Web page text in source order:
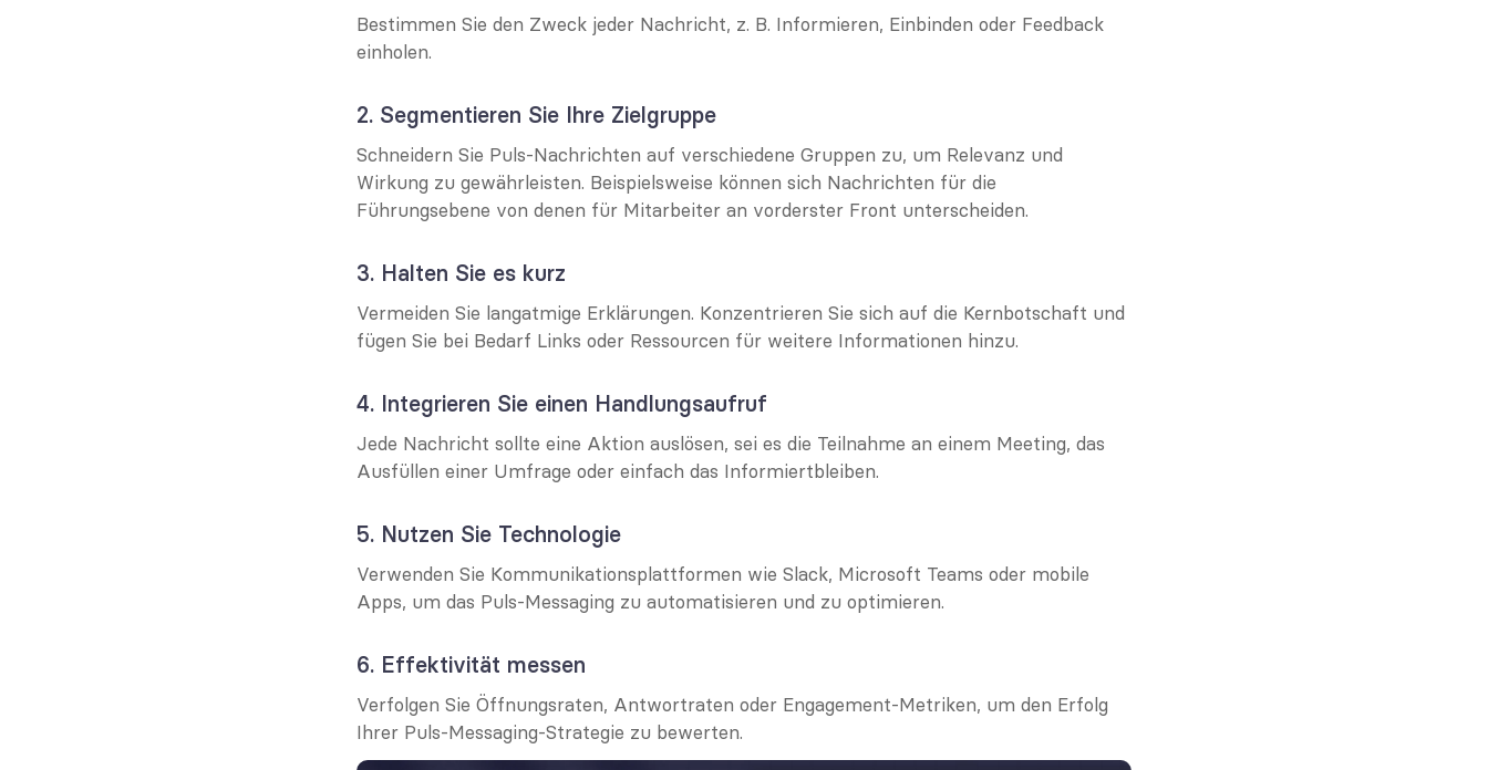
Bestimmen Sie den Zweck jeder Nachricht, z. B. Informieren, Einbinden oder Feedback
einholen.
2. Segmentieren Sie Ihre Zielgruppe
Schneidern Sie Puls-Nachrichten auf verschiedene Gruppen zu, um Relevanz und
Wirkung zu gewährleisten. Beispielsweise können sich Nachrichten für die
Führungsebene von denen für Mitarbeiter an vorderster Front unterscheiden.
3. Halten Sie es kurz
Vermeiden Sie langatmige Erklärungen. Konzentrieren Sie sich auf die Kernbotschaft und
fügen Sie bei Bedarf Links oder Ressourcen für weitere Informationen hinzu.
4. Integrieren Sie einen Handlungsaufruf
Jede Nachricht sollte eine Aktion auslösen, sei es die Teilnahme an einem Meeting, das
Ausfüllen einer Umfrage oder einfach das Informiertbleiben.
5. Nutzen Sie Technologie
Verwenden Sie Kommunikationsplattformen wie Slack, Microsoft Teams oder mobile
Apps, um das Puls-Messaging zu automatisieren und zu optimieren.
6. Effektivität messen
Verfolgen Sie Öffnungsraten, Antwortraten oder Engagement-Metriken, um den Erfolg
Ihrer Puls-Messaging-Strategie zu bewerten.